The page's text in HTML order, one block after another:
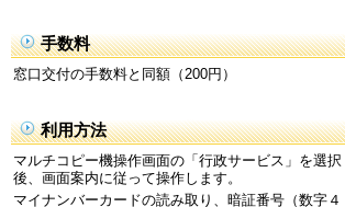
手数料
窓口交付の手数料と同額（200円）
利用方法
マルチコピー機操作画面の「行政サービス」を選択
後、画面案内に従って操作します。
マイナンバーカードの読み取り、暗証番号（数字４